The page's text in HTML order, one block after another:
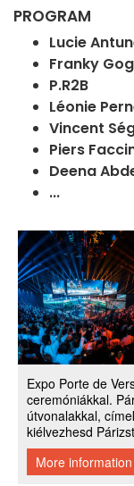
PROGRAM
Lucie
Franky
P.R2B
Léonie
Vincent
Piers
Deena
...